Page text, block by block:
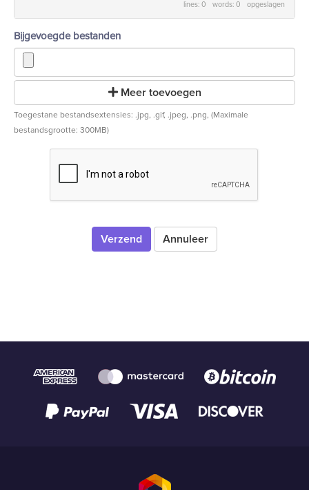
lines: 0 words: 0 opgeslagen
Bijgevoegde bestanden
Meer toevoegen
Toegestane bestandsextensies: .jpg, .gif, .jpeg, .png, (Maximale
bestandsgrootte: 300MB)
Annuleer